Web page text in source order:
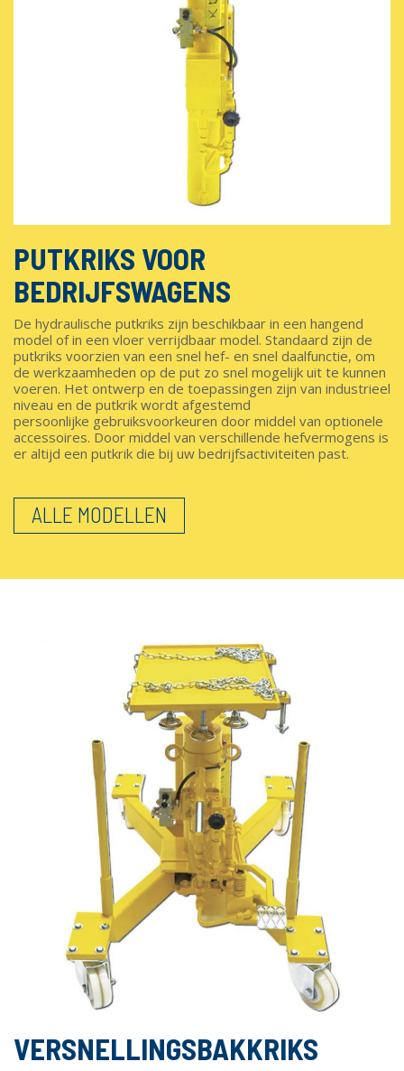
PUTKRIKS VOOR
BEDRIJFSWAGENS
De hydraulische putkriks zijn beschikbaar in een hangend
model of in een vloer verrijdbaar model. Standaard zijn de
putkriks voorzien van een snel hef- en snel daalfunctie, om
de werkzaamheden op de put zo snel mogelijk uit te kunnen
voeren. Het ontwerp en de toepassingen zijn van industrieel
niveau en de putkrik wordt afgestemd
persoonlijke gebruiksvoorkeuren door middel van optionele
accessoires. Door middel van verschillende hefvermogens is
er altijd een putkrik die bij uw bedrijfsactiviteiten past.
ALLE MODELLEN
VERSNELLINGSBAKKRIKS